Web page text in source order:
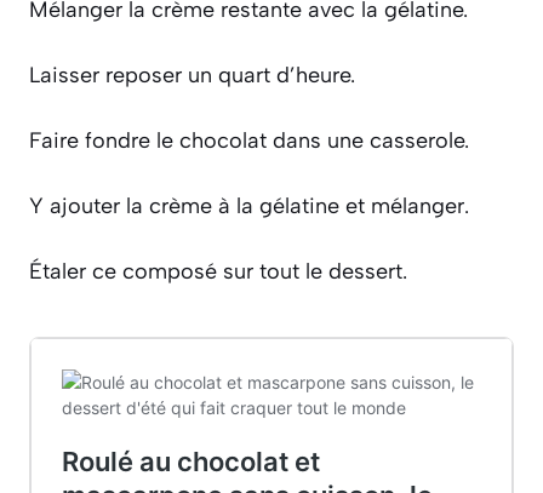
Mélanger la crème restante avec la gélatine.
Laisser reposer un quart d’heure.
Faire fondre le chocolat dans une casserole.
Y ajouter la crème à la gélatine et mélanger.
Étaler ce composé sur tout le dessert.